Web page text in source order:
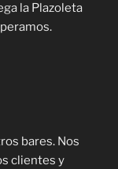
la Plazoleta
bares. Nos
clientes y